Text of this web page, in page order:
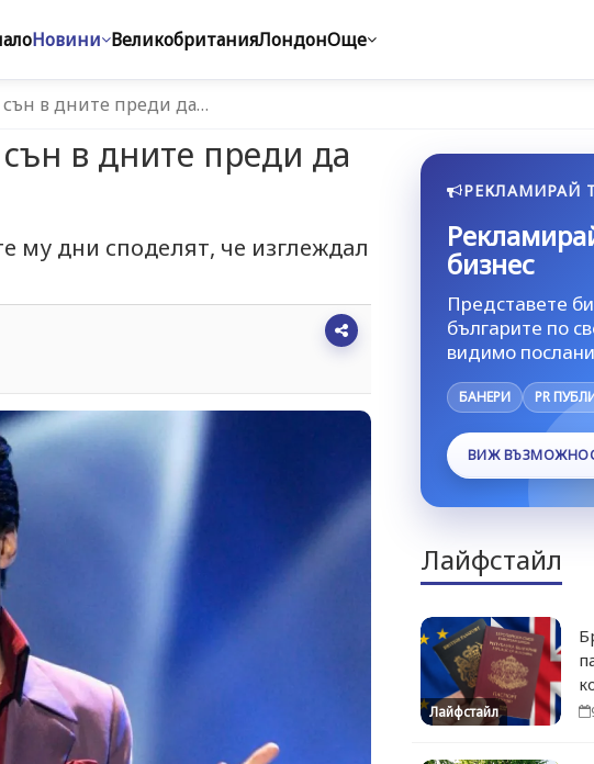
Новини ВеликобританияЛондонОще
сън в дните преди да…
в дните преди да
му дни споделят, че изглеждал
РЕКЛАМИРАЙ
бизнес
Представете
българите по
видимо
БАНЕРИ PR
ВИЖ
Лайфстайл
Лайфстайл